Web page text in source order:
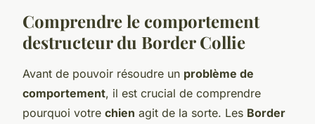
Comprendre le comportement
destructeur du Border Collie
Avant de pouvoir résoudre un problème de
comportement, il est crucial de comprendre
pourquoi votre chien agit de la sorte. Les Border